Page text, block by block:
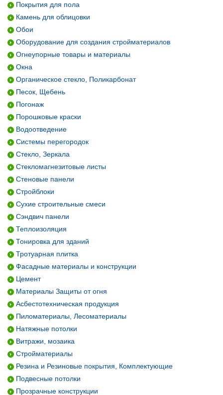
Покрытия для пола
Камень для облицовки
Обои
Оборудование для создания стройматериалов
Огнеупорные товары и материалы
Окна
Органическое стекло, Поликарбонат
Песок, Щебень
Погонаж
Порошковые краски
Водоотведение
Системы перегородок
Стекло, Зеркала
Стекломагнезитовые листы
Стеновые панели
Стройблоки
Сухие строительные смеси
Сэндвич панели
Теплоизоляция
Тонировка для зданий
Тротуарная плитка
Фасадные материалы и конструкции
Цемент
Материалы Защиты от огня
Асбестотехническая продукция
Пиломатериалы, Лесоматериалы
Натяжные потолки
Витражи, мозаика
Стройматериалы
Резина и Резиновые покрытия, Комплектующие
Подвесные потолки
Прозрачные конструкции